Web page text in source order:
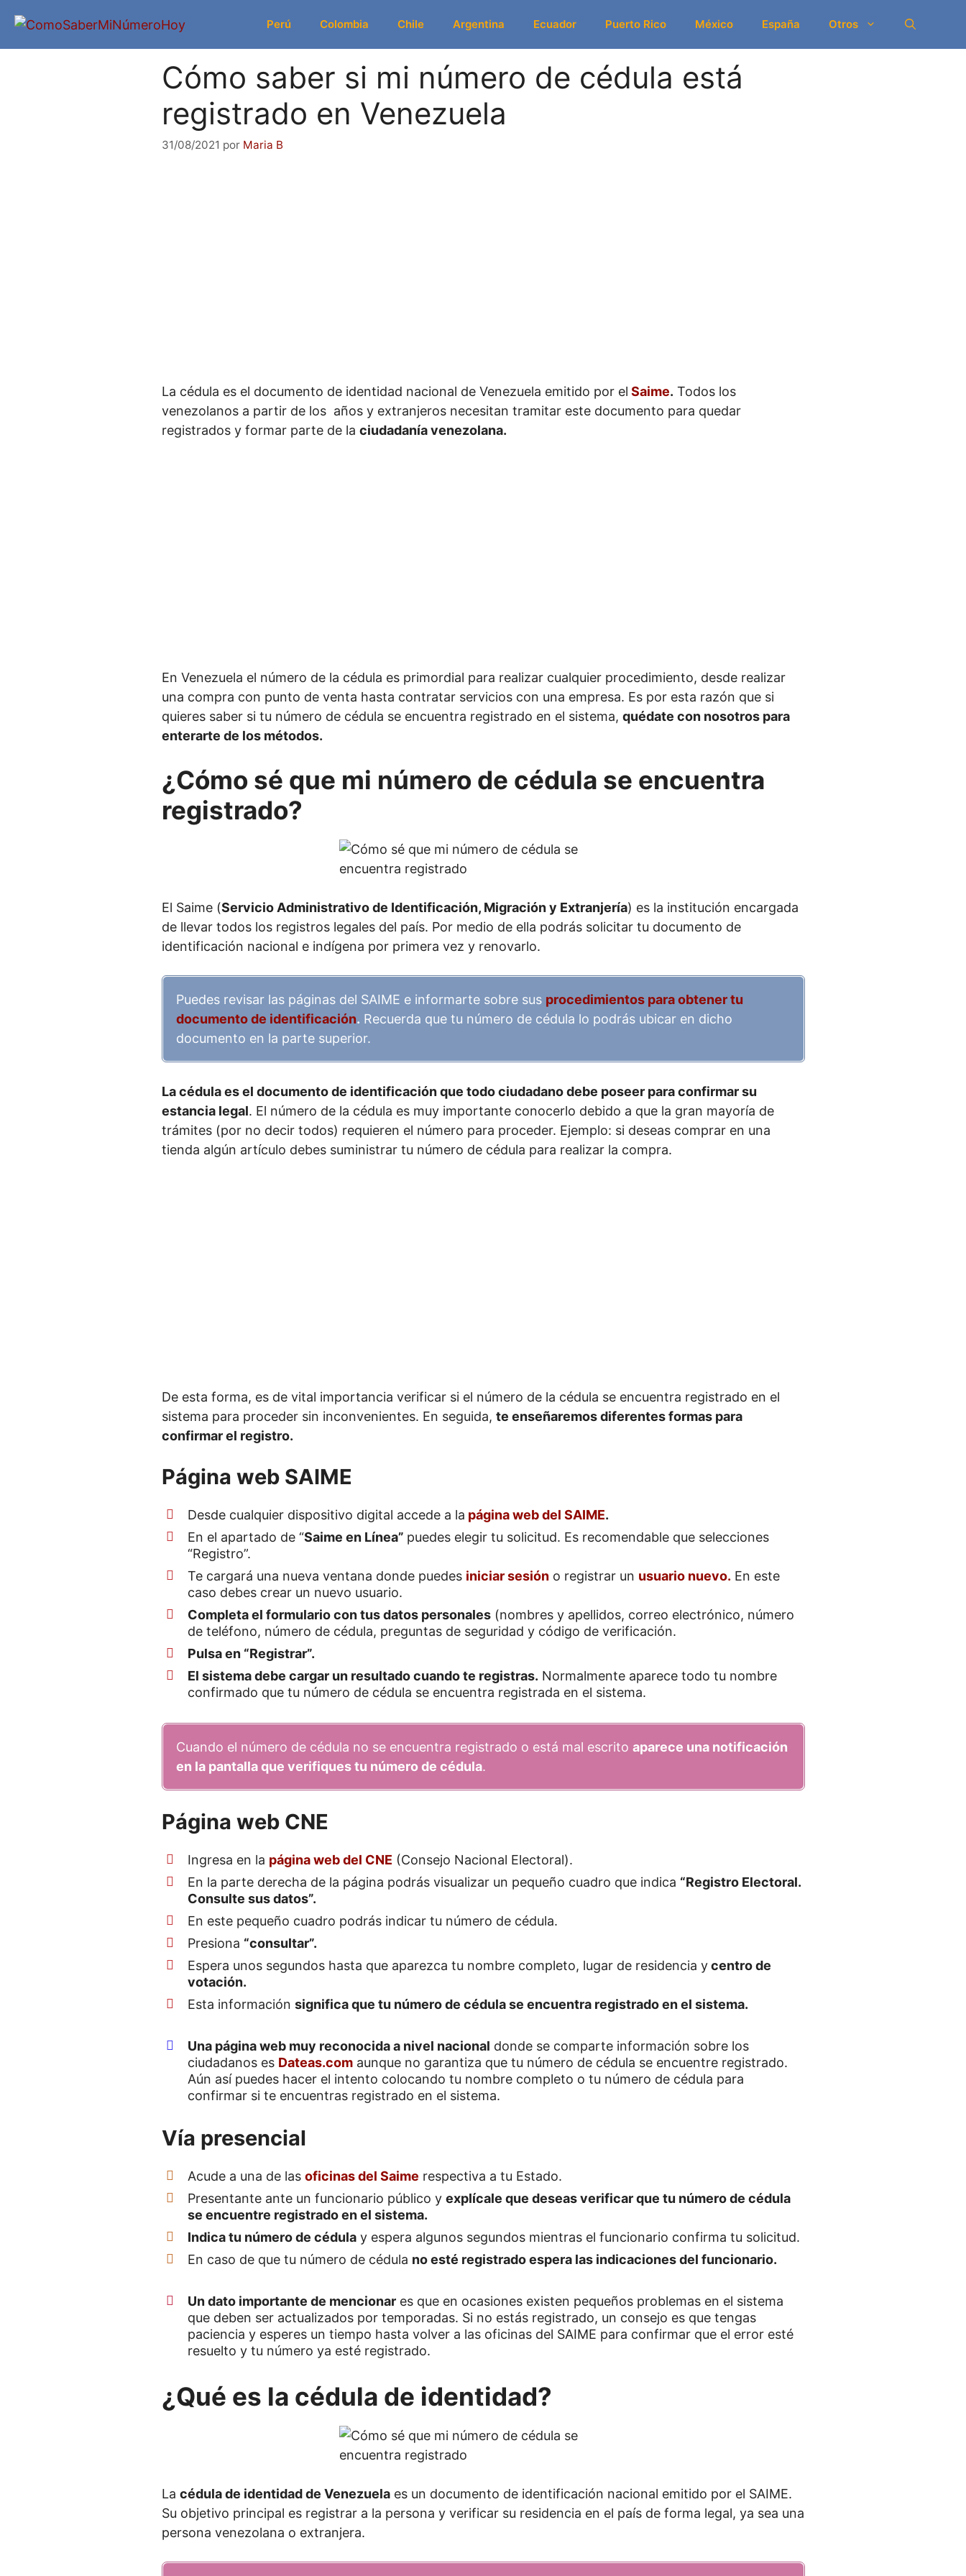
contenido
Perú Colombia Chile Argentina Ecuador Puerto Rico México España Otros
Cómo saber si mi número de cédula está
registrado en Venezuela
31/08/2021 por Maria B
La cédula es el documento de identidad nacional de Venezuela emitido por el Saime. Todos los
venezolanos a partir de los años y extranjeros necesitan tramitar este documento para quedar
registrados y formar parte de la ciudadanía venezolana.
En Venezuela el número de la cédula es primordial para realizar cualquier procedimiento, desde realizar
una compra con punto de venta hasta contratar servicios con una empresa. Es por esta razón que si
quieres saber si tu número de cédula se encuentra registrado en el sistema, quédate con nosotros para
enterarte de los métodos.
¿Cómo sé que mi número de cédula se encuentra
registrado?
El Saime (Servicio Administrativo de Identificación, Migración y Extranjería) es la institución encargada
de llevar todos los registros legales del país. Por medio de ella podrás solicitar tu documento de
identificación nacional e indígena por primera vez y renovarlo.
Puedes revisar las páginas del SAIME e informarte sobre sus procedimientos para obtener tu
documento de identificación. Recuerda que tu número de cédula lo podrás ubicar en dicho
documento en la parte superior.
La cédula es el documento de identificación que todo ciudadano debe poseer para confirmar su
estancia legal. El número de la cédula es muy importante conocerlo debido a que la gran mayoría de
trámites (por no decir todos) requieren el número para proceder. Ejemplo: si deseas comprar en una
tienda algún artículo debes suministrar tu número de cédula para realizar la compra.
De esta forma, es de vital importancia verificar si el número de la cédula se encuentra registrado en el
sistema para proceder sin inconvenientes. En seguida, te enseñaremos diferentes formas para
confirmar el registro.
Página web SAIME
Desde cualquier dispositivo digital accede a la página web del SAIME.
En el apartado de “Saime en Línea” puedes elegir tu solicitud. Es recomendable que selecciones
“Registro”.
Te cargará una nueva ventana donde puedes iniciar sesióno registrar un usuario nuevo. En este
caso debes crear un nuevo usuario.
Completa el formulario con tus datos personales(nombres y apellidos, correo electrónico, número
de teléfono, número de cédula, preguntas de seguridad y código de verificación.
Pulsa en “Registrar”.
El sistema debe cargar un resultado cuando te registras. Normalmente aparece todo tu nombre
confirmado que tu número de cédula se encuentra registrada en el sistema.
Cuando el número de cédula no se encuentra registrado o está mal escrito aparece una notificación
en la pantalla que verifiques tu número de cédula.
Página web CNE
Ingresa en la página web del CNE (Consejo Nacional Electoral).
En la parte derecha de la página podrás visualizar un pequeño cuadro que indica “Registro Electoral.
Consulte sus datos”.
En este pequeño cuadro podrás indicar tu número de cédula.
Presiona “consultar”.
Espera unos segundos hasta que aparezca tu nombre completo, lugar de residencia ycentro de
votación.
Esta información significa que tu número de cédula se encuentra registrado en el sistema.
Una página web muy reconocida a nivel nacional donde se comparte información sobre los
ciudadanos es Dateas.comaunque no garantiza que tu número de cédula se encuentre registrado.
Aún así puedes hacer el intento colocando tu nombre completo o tu número de cédula para
confirmar si te encuentras registrado en el sistema.
Vía presencial
Acude a una de las oficinas del Saime respectiva a tu Estado.
Presentante ante un funcionario público y explícale que deseas verificar que tu número de cédula
se encuentre registrado en el sistema.
Indica tu número de cédulay espera algunos segundos mientras el funcionario confirma tu solicitud.
En caso de que tu número de cédula no esté registrado espera las indicaciones del funcionario.
Un dato importante de mencionares que en ocasiones existen pequeños problemas en el sistema
que deben ser actualizados por temporadas. Si no estás registrado, un consejo es que tengas
paciencia y esperes un tiempo hasta volver a las oficinas del SAIME para confirmar que el error esté
resuelto y tu número ya esté registrado.
¿Qué es la cédula de identidad?
La cédula de identidad de Venezuelaes un documento de identificación nacional emitido por el SAIME.
Su objetivo principal es registrar a la persona y verificar su residencia en el país de forma legal, ya sea una
persona venezolana o extranjera.